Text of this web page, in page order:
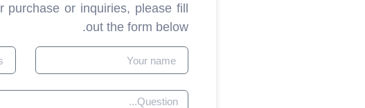
purchase or inquiries, please fill
out the form below.